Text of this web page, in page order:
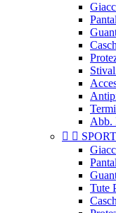
Abb.
  SPORT
Tute